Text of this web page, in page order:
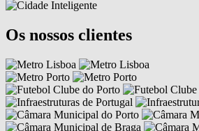
Os nossos clientes